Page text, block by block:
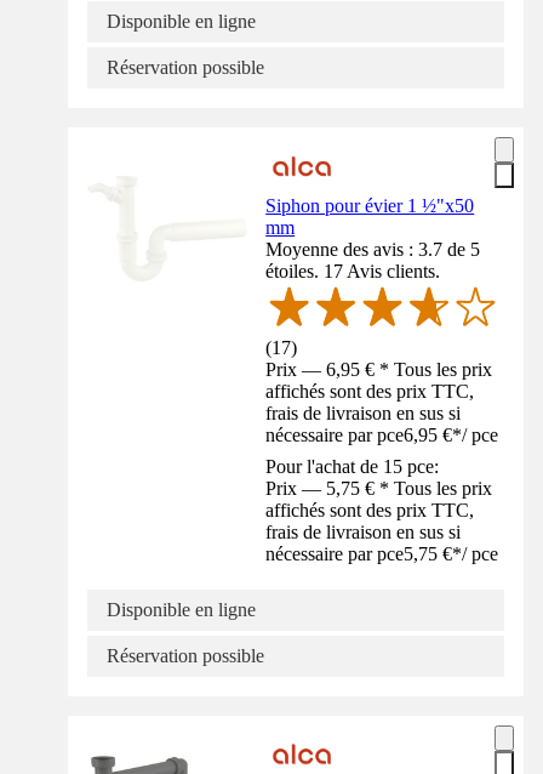
Disponible en ligne
Réservation possible
Siphon pour évier 1 ½"x50
mm
Moyenne des avis : 3.7 de 5
étoiles. 17 Avis clients.
(17)
Prix — 6,95 € * Tous les prix
affichés sont des prix TTC,
frais de livraison en sus si
nécessaire par pce6,95 €*/ pce
Pour l'achat de 15 pce:
Prix — 5,75 € * Tous les prix
affichés sont des prix TTC,
frais de livraison en sus si
nécessaire par pce5,75 €*/ pce
Disponible en ligne
Réservation possible